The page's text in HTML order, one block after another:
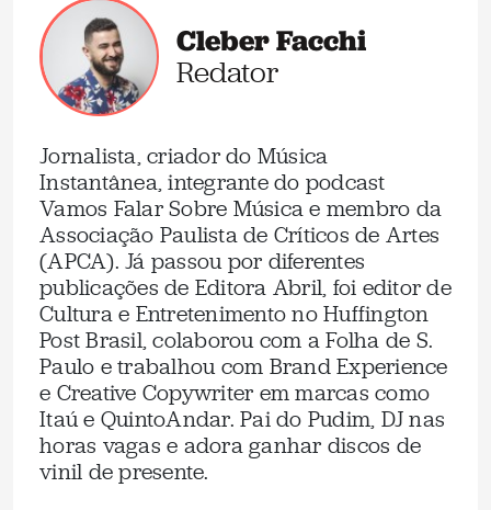
Cleber Facchi
Redator
Jornalista, criador do Música
Instantânea, integrante do podcast
Vamos Falar Sobre Música e membro da
Associação Paulista de Críticos de Artes
(APCA). Já passou por diferentes
publicações de Editora Abril, foi editor de
Cultura e Entretenimento no Huffington
Post Brasil, colaborou com a Folha de S.
Paulo e trabalhou com Brand Experience
e Creative Copywriter em marcas como
Itaú e QuintoAndar. Pai do Pudim, DJ nas
horas vagas e adora ganhar discos de
vinil de presente.